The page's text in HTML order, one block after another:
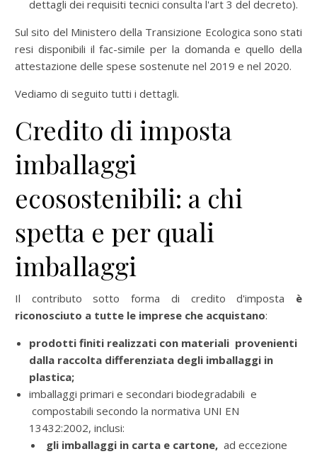
dettagli dei requisiti tecnici consulta l'art 3 del decreto).
Sul sito del Ministero della Transizione Ecologica sono stati
resi disponibili il fac-simile per la domanda e quello della
attestazione delle spese sostenute nel 2019 e nel 2020.
Vediamo di seguito tutti i dettagli.
Credito di imposta
imballaggi
ecosostenibili: a chi
spetta e per quali
imballaggi
Il contributo sotto forma di credito d'imposta è
riconosciuto a tutte le imprese che acquistano:
prodotti finiti realizzati con materiali provenienti
dalla raccolta differenziata degli imballaggi in
plastica;
imballaggi primari e secondari biodegradabili e
compostabili secondo la normativa UNI EN
13432:2002, inclusi:
gli imballaggi in carta e cartone, ad eccezione